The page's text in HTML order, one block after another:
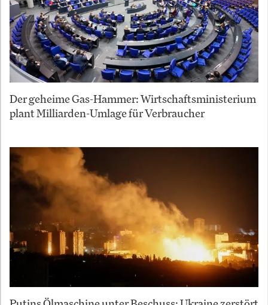
Der geheime Gas-Hammer: Wirtschaftsministerium
plant Milliarden-Umlage für Verbraucher